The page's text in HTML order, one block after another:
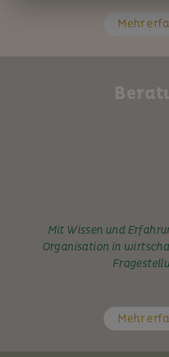
Mehr
Mit Wissen und
Organisation in
Mehr